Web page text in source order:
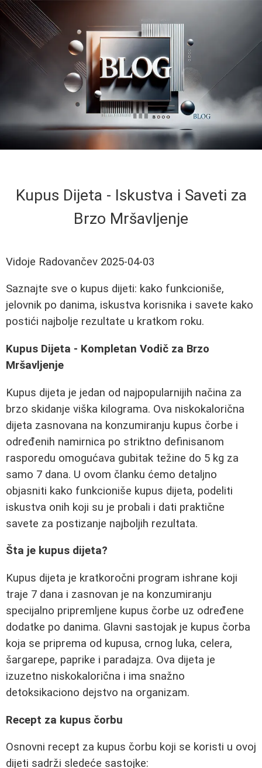
Kupus Dijeta - Iskustva i Saveti za
Brzo Mršavljenje
Vidoje Radovančev 2025-04-03
Saznajte sve o kupus dijeti: kako funkcioniše,
jelovnik po danima, iskustva korisnika i savete kako
postići najbolje rezultate u kratkom roku.
Kupus Dijeta - Kompletan Vodič za Brzo
Mršavljenje
Kupus dijeta je jedan od najpopularnijih načina za
brzo skidanje viška kilograma. Ova niskokalorična
dijeta zasnovana na konzumiranju kupus čorbe i
određenih namirnica po striktno definisanom
rasporedu omogućava gubitak težine do 5 kg za
samo 7 dana. U ovom članku ćemo detaljno
objasniti kako funkcioniše kupus dijeta, podeliti
iskustva onih koji su je probali i dati praktične
savete za postizanje najboljih rezultata.
Šta je kupus dijeta?
Kupus dijeta je kratkoročni program ishrane koji
traje 7 dana i zasnovan je na konzumiranju
specijalno pripremljene kupus čorbe uz određene
dodatke po danima. Glavni sastojak je kupus čorba
koja se priprema od kupusa, crnog luka, celera,
šargarepe, paprike i paradajza. Ova dijeta je
izuzetno niskokalorična i ima snažno
detoksikaciono dejstvo na organizam.
Recept za kupus čorbu
Osnovni recept za kupus čorbu koji se koristi u ovoj
dijeti sadrži sledeće sastojke: